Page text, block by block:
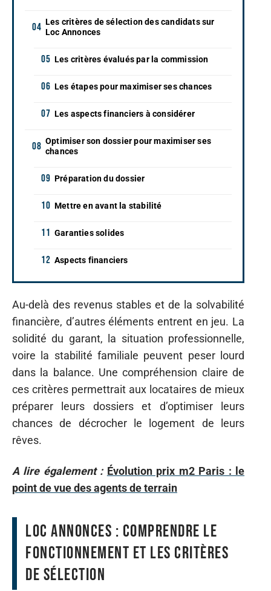
Les critères de sélection des candidats sur
Loc Annonces
Les critères évalués par la commission
Les étapes pour maximiser ses chances
Les aspects financiers à considérer
Optimiser son dossier pour maximiser ses
chances
Préparation du dossier
Mettre en avant la stabilité
Garanties solides
Aspects financiers
Au-delà des revenus stables et de la solvabilité
financière, d’autres éléments entrent en jeu. La
solidité du garant, la situation professionnelle,
voire la stabilité familiale peuvent peser lourd
dans la balance. Une compréhension claire de
ces critères permettrait aux locataires de mieux
préparer leurs dossiers et d’optimiser leurs
chances de décrocher le logement de leurs
rêves.
A lire également : Évolution prix m2 Paris : le
point de vue des agents de terrain
Loc Annonces : comprendre le
fonctionnement et les critères
de sélection